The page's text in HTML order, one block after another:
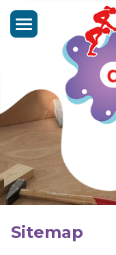
Toggle
navigation
Sitemap